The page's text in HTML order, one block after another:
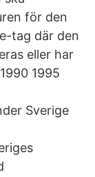
för den
tag där den
eller har
1995
Sverige